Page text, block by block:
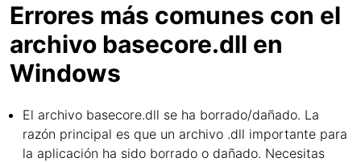
Errores más comunes con el
archivo basecore.dll en
Windows
El archivo basecore.dll se ha borrado/dañado. La
razón principal es que un archivo .dll importante para
la aplicación ha sido borrado o dañado. Necesitas